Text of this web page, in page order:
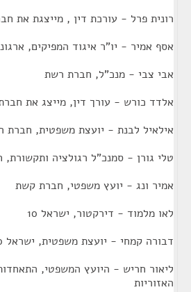
רונית פרל - עורכת דין , מייצגת את
אסף אמיר - יו"ר איגוד המפיקים,
אבי צבי - מנכ"ל, חברת רשת
אלדד כורש - עורך דין, מייצג את
אילאיל לבנת - יועצת משפטית, חברת
טלי גורן - סמנכ"ל רגולציה
אמיר ונג - יועץ משפטי, חברת קשת
לאו מלמוד - דירקטור, ישראל 10
דבורה קמחי - יועצת משפטית, ישראל 10
ליאור חריש - היועץ המשפטי,
האזוריות